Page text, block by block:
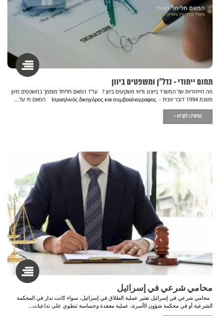
תחום ייחודי - נדל"ן ומשפטים ביוון
מה הייחודיות של המשרד בייצוג וליווי משקיעים ביוון ? עו"ד המאם חליחל מוסמך במשפטים מיוון
משנת 1994 דובר יוונית - Ισραηλινός δικηγόρος και συμβοαλιογραφος המאם חי על...
המשיכו לקרוא >
محامي شرعي في إسرائيل
محامي شرعي في إسرائيل تعتبر عملية الطلاق في إسرائيل، سواء كانت تدار في المحكمة
الشرعية أو في محكمة شؤون الأسرة، عملية معقدة وحساسة تنطوي على تداعيات...